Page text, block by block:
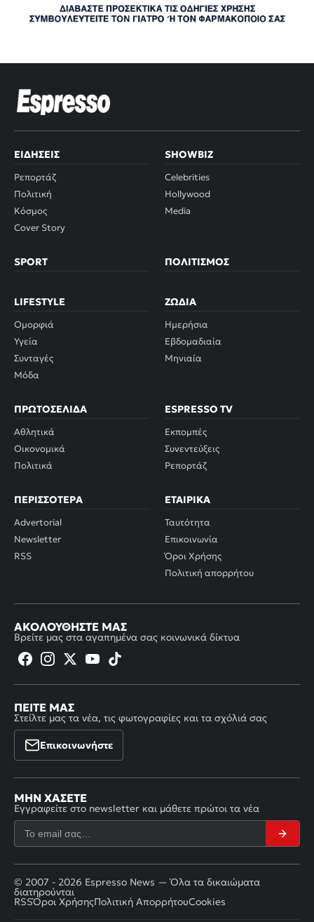
ΕΙΔΉΣΕΙΣ
Ρεπορτάζ
Πολιτική
Κόσμος
Cover Story
SHOWBIZ
Celebrities
Hollywood
Media
SPORT ΠΟΛΙΤΙΣΜΌΣ
LIFESTYLE
Ομορφιά
Υγεία
Συνταγές
Μόδα
ΖΏΔΙΑ
Ημερήσια
Εβδομαδιαία
Μηνιαία
ΠΡΩΤΟΣΈΛΙΔΑ
Αθλητικά
Οικονομικά
Πολιτικά
ESPRESSO TV
Εκπομπές
Συνεντεύξεις
Ρεπορτάζ
ΠΕΡΙΣΣΌΤΕΡΑ
Advertorial
Newsletter
RSS
ΕΤΑΙΡΙΚΆ
Ταυτότητα
Επικοινωνία
Όροι Χρήσης
Πολιτική απορρήτου
ΑΚΟΛΟΥΘΉΣΤΕ ΜΑΣ
Βρείτε μας στα αγαπημένα σας κοινωνικά δίκτυα
ΠΕΊΤΕ ΜΑΣ
Στείλτε μας τα νέα, τις φωτογραφίες και τα σχόλιά σας
Επικοινωνήστε
ΜΗΝ ΧΆΣΕΤΕ
Εγγραφείτε στο newsletter και μάθετε πρώτοι τα νέα
© 2007 - 2026 Espresso News — Όλα τα δικαιώματα
διατηρούνται
RSSΌροι ΧρήσηςΠολιτική ΑπορρήτουCookies